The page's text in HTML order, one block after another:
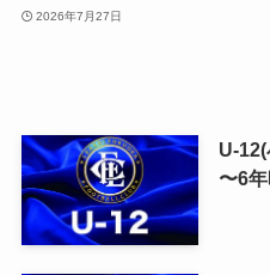
2026年7月27日
U-
〜6